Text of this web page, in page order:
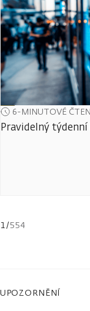
6-MINUTOVÉ
Pravidelný
1/554
UPOZORNĚNÍ